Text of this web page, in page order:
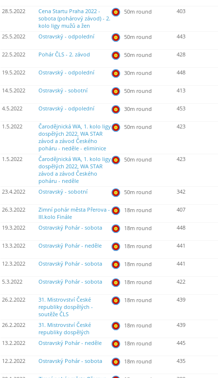
28.5.2022
Cena Startu Praha 2022 -
sobota (pohárový závod) - 2.
kolo ligy mužů a žen
50m round 403
25.5.2022 Ostravský - odpolední 50m round 443
22.5.2022 Pohár ČLS - 2. závod 50m round 428
19.5.2022 Ostravský - odpolední 30m round 448
14.5.2022 Ostravský - sobotní 50m round 413
4.5.2022 Ostravský - odpolední 30m round 453
1.5.2022
Čarodějnická WA, 1. kolo ligy
dospělých 2022, WA STAR
závod a závod Českého
poháru - neděle - eliminice
50m round 423
1.5.2022
Čarodějnická WA, 1. kolo ligy
dospělých 2022, WA STAR
závod a závod Českého
poháru - neděle
50m round 423
23.4.2022 Ostravský - sobotní 50m round 342
26.3.2022
Zimní pohár města Přerova -
III.kolo Finále
18m round 407
19.3.2022 Ostravský Pohár - sobota 18m round 448
13.3.2022 Ostravský Pohár - neděle 18m round 441
12.3.2022 Ostravský Pohár - sobota 18m round 441
5.3.2022 Ostravský Pohár - sobota 18m round 422
26.2.2022
31. Mistrovství České
republiky dospělých -
soutěže ČLS
18m round 439
26.2.2022
31. Mistrovství České
republiky dospělých
18m round 439
13.2.2022 Ostravský Pohár - neděle 18m round 445
12.2.2022 Ostravský Pohár - sobota 18m round 435